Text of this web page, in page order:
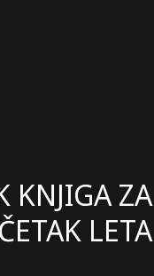
KNJIGA ZA
LETA